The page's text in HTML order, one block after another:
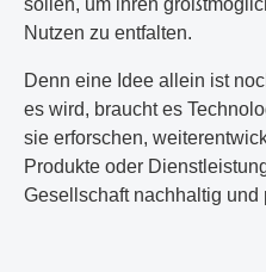
sollen, um ihren
Nutzen zu entfalten.
Denn eine Idee allein ist
es wird, braucht es
sie erforschen,
Produkte oder
Gesellschaft nachhaltig und